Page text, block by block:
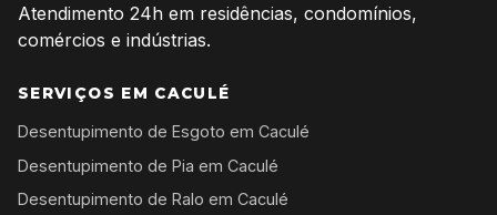
Atendimento 24h em residências, condomínios,
comércios e indústrias.
SERVIÇOS EM CACULÉ
Desentupimento de Esgoto em Caculé
Desentupimento de Pia em Caculé
Desentupimento de Ralo em Caculé